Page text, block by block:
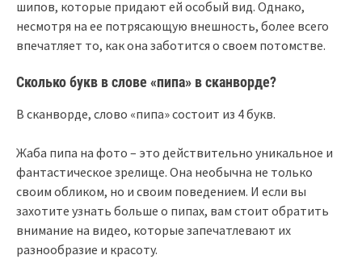
шипов, которые придают ей особый вид. Однако,
несмотря на ее потрясающую внешность, более всего
впечатляет то, как она заботится о своем потомстве.
Сколько букв в слове «пипа» в сканворде?
В сканворде, слово «пипа» состоит из 4 букв.
Жаба пипа на фото – это действительно уникальное и
фантастическое зрелище. Она необычна не только
своим обликом, но и своим поведением. И если вы
захотите узнать больше о пипах, вам стоит обратить
внимание на видео, которые запечатлевают их
разнообразие и красоту.